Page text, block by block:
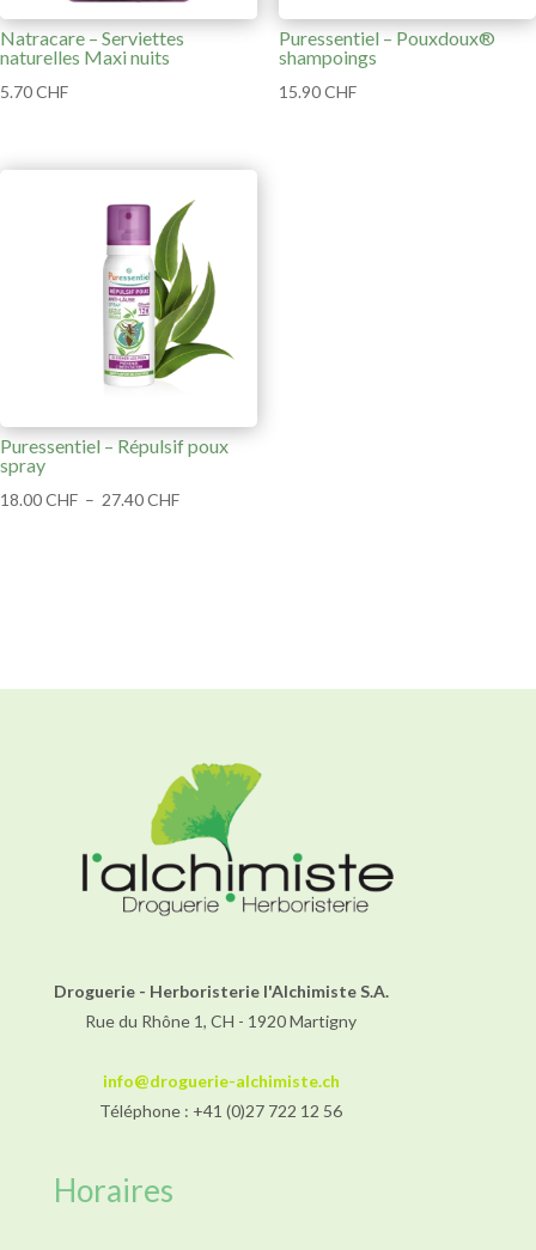
Natracare – Serviettes
naturelles Maxi nuits
5.70CHF
Puressentiel – Pouxdoux®
shampoings
15.90CHF
Puressentiel – Répulsif poux
spray
18.00CHF – 27.40CHFPlage
Droguerie - Herboristerie l'Alchimiste S.A.
Rue du Rhône 1, CH - 1920 Martigny
info@droguerie-alchimiste.ch
Téléphone : +41 (0)27 722 12 56
Horaires